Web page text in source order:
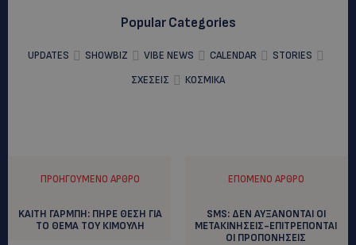
Popular Categories
UPDATES SHOWBIZ VIBE NEWS CALENDAR
STORIES
ΣΧΕΣΕΙΣ
ΚΟΣΜΙΚΑ
ΠΡΟΗΓΟΎΜΕΝΟ ΆΡΘΡΟ
KAΙΤΗ ΓΑΡΜΠΗ: ΠΗΡΕ ΘΕΣΗ ΓΙΑ
ΤΟ ΘΕΜΑ ΤΟΥ ΚΙΜΟΥΛΗ
ΕΠΌΜΕΝΟ ΆΡΘΡΟ
SMS: ΔΕΝ ΑΥΞΑΝΟΝΤΑΙ ΟΙ
ΜΕΤΑΚΙΝΗΣΕΙΣ-ΕΠΙΤΡΕΠΟΝΤΑΙ
ΟΙ ΠΡΟΠΟΝΗΣΕΙΣ